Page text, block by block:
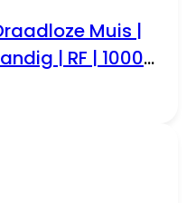
Muis |
| RF | 1000